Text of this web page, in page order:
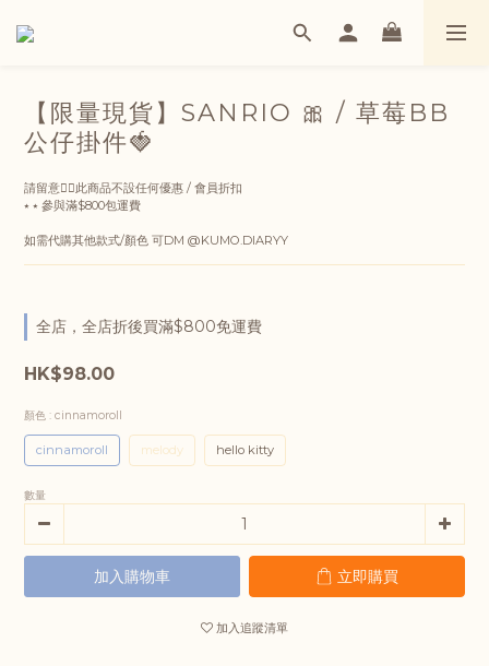
【限量現貨】SANRIO 🎀 / 草莓BB
公仔掛件🍓
請留意👇🏻此商品不設任何優惠 / 會員折扣
⭑ ⭑ 參與滿$800包運費
如需代購其他款式/顏色 可DM @KUMO.DIARYY
全店，全店折後買滿$800免運費
HK$98.00
顏色 : cinnamoroll
cinnamoroll melody hello kitty
數量
加入購物車 立即購買
加入追蹤清單